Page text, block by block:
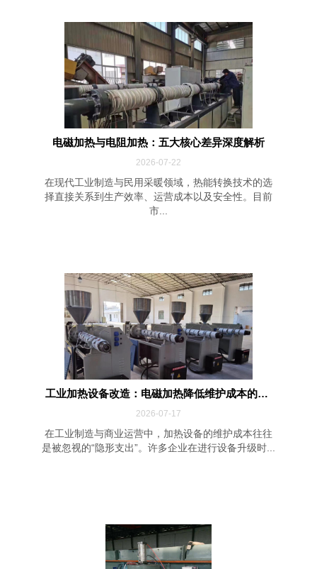
电磁加热与电阻加热：五大核心差异深度解析
2026-07-22
在现代工业制造与民用采暖领域，热能转换技术的选
择直接关系到生产效率、运营成本以及安全性。目前
市...
工业加热设备改造：电磁加热降低维护成本的四...
2026-07-17
在工业制造与商业运营中，加热设备的维护成本往往
是被忽视的“隐形支出”。许多企业在进行设备升级时...